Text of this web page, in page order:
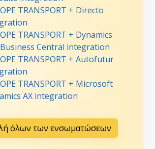
TRANSPORT + Directo
TRANSPORT + Dynamics
Central integration
TRANSPORT + Autofutur
TRANSPORT + Microsoft
AX integration
όλων των ενσωματώσεων